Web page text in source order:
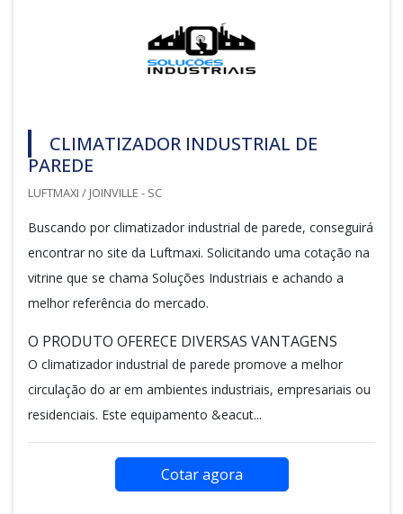
CLIMATIZADOR INDUSTRIAL DE
PAREDE
LUFTMAXI / JOINVILLE - SC
Buscando por climatizador industrial de parede, conseguirá
encontrar no site da Luftmaxi. Solicitando uma cotação na
vitrine que se chama Soluções Industriais e achando a
melhor referência do mercado.
O PRODUTO OFERECE DIVERSAS VANTAGENS
O climatizador industrial de parede promove a melhor
circulação do ar em ambientes industriais, empresariais ou
residenciais. Este equipamento &eacut...
Cotar agora